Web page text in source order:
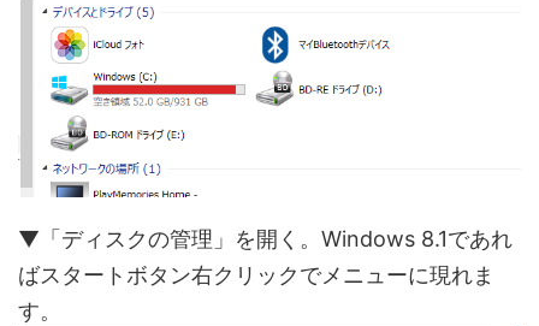
▼「ディスクの管理」を開く。Windows 8.1であれ
ばスタートボタン右クリックでメニューに現れま
す。